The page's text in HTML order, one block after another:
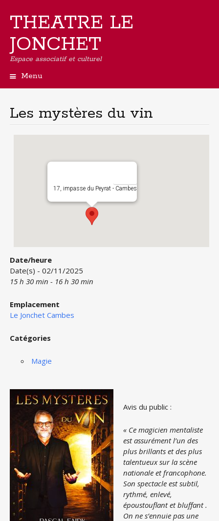
THEATRE LE
JONCHET
Espace associatif et culturel
Menu
principal
Les mystères du vin
17, impasse du Peyrat - Cambes
Date/heure
Date(s) - 02/11/2025
15 h 30 min - 16 h 30 min
Emplacement
Le Jonchet Cambes
Catégories
Magie
Avis du public :
« Ce magicien mentaliste
est assurément l’un des
plus brillants et des plus
talentueux sur la scène
nationale et francophone.
Son spectacle est subtil,
rythmé, enlevé,
époustouflant et bluffant .
On ne s’ennuie pas une